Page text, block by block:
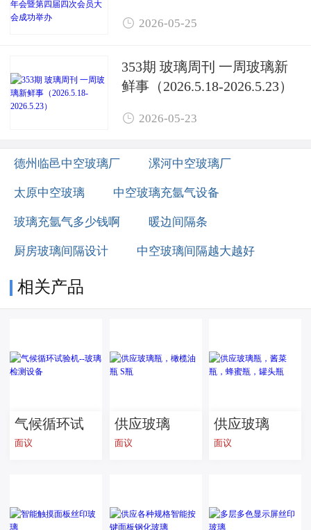
办
 2026-05-25
353期 玻璃周刊 一周玻璃新
鲜事（2026.5.18-2026.5.23）
 2026-05-23
德州临邑中空玻璃厂 漯河中空玻璃厂
太原中空玻璃 中空玻璃充氩气设备
玻璃充氩气多少钱啊 暖边间隔条
厨房玻璃间隔设计 中空玻璃间隔越大越好
相关产品
气候循环试
验机--玻璃检
面议
供应玻璃
瓶，橄榄油
面议
供应玻璃
瓶，酱菜
面议